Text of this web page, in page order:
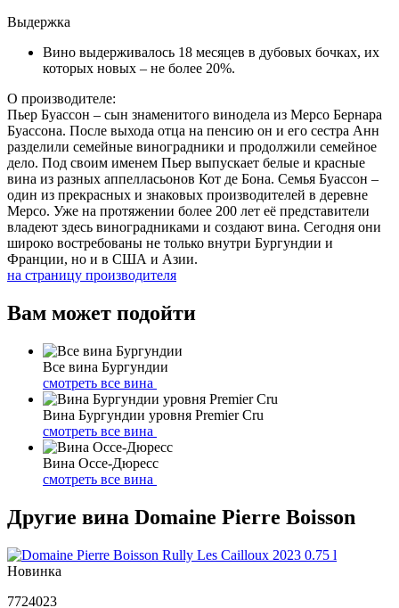
Выдержка
Вино выдерживалось 18 месяцев в дубовых бочках, их
которых новых – не более 20%.
О производителе:
Пьер Буассон – сын знаменитого винодела из Мерсо Бернара
Буассона. После выхода отца на пенсию он и его сестра Анн
разделили семейные виноградники и продолжили семейное
дело. Под своим именем Пьер выпускает белые и красные
вина из разных аппелласьонов Кот де Бона. Семья Буассон –
один из прекрасных и знаковых производителей в деревне
Мерсо. Уже на протяжении более 200 лет её представители
владеют здесь виноградниками и создают вина. Сегодня они
широко востребованы не только внутри Бургундии и
Франции, но и в США и Азии.
на страницу производителя
Вам может подойти
Все вина Бургундии
смотреть все вина
Вина Бургундии уровня Premier Cru
смотреть все вина
Вина Оcсе-Дюресс
смотреть все вина
Другие вина Domaine Pierre Boisson
Новинка
7724023